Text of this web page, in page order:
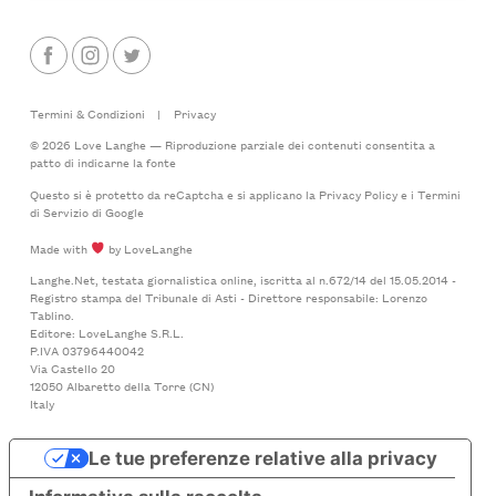
Termini & Condizioni |
Privacy
© 2026 Love Langhe — Riproduzione parziale dei contenuti consentita a
patto di indicarne la fonte
Questo si è protetto da reCaptcha e si applicano la Privacy Policye i Termini
di Serviziodi Google
Made with
by LoveLanghe
Langhe.Net, testata giornalistica online, iscritta al n.672/14 del 15.05.2014 -
Registro stampa del Tribunale di Asti - Direttore responsabile: Lorenzo
Tablino.
Editore: LoveLanghe S.R.L.
P.IVA 03796440042
Via Castello 20
12050 Albaretto della Torre (CN)
Italy
Le tue preferenze relative alla privacy